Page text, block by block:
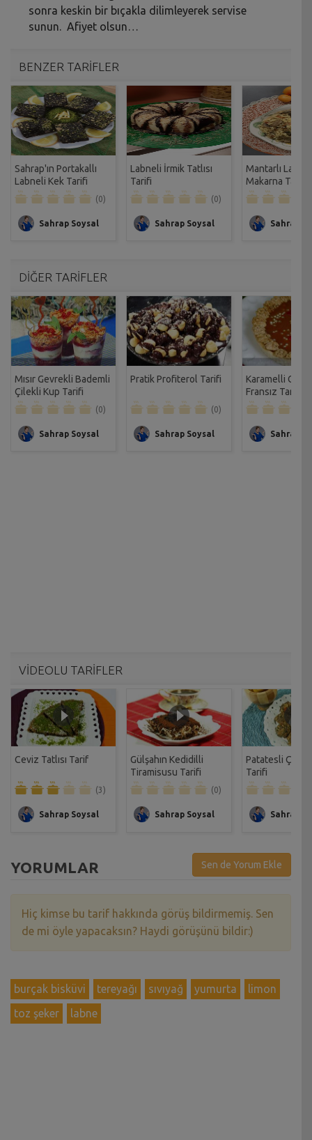
sonra keskin bir bıçakla dilimleyerek servise
sunun. Afiyet olsun…
BENZER TARİFLER
Sahrap'ın Portakallı
Labneli Kek Tarifi
(0)
Sahrap Soysal
Labneli İrmik Tatlısı
Tarifi
(0)
Sahrap Soysal
Mantarlı
Makarna Tarifi
Sahrap
DİĞER TARİFLER
Mısır Gevrekli Bademli
Çilekli Kup Tarifi
(0)
Sahrap Soysal
Pratik Profiterol Tarifi
(0)
Sahrap Soysal
Karamelli
Fransız Tartı
Sahrap
VİDEOLU TARİFLER
Ceviz Tatlısı Tarif
(3)
Sahrap Soysal
Gülşahın Kedidilli
Tiramisusu Tarifi
(0)
Sahrap Soysal
Patatesli Çıtır
Tarifi
Sahrap
YORUMLAR Sen de Yorum Ekle
Hiç kimse bu tarif hakkında görüş bildirmemiş. Sen
de mi öyle yapacaksın? Haydi görüşünü bildir:)
burçak bisküvi tereyağı sıvıyağ yumurta
limon
toz şeker
labne